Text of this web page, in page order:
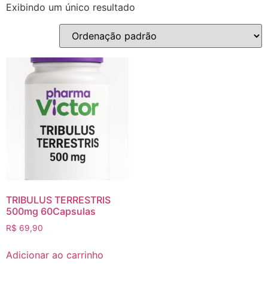
Exibindo um único resultado
TRIBULUS TERRESTRIS
500mg 60Capsulas
R$ 69,90
Adicionar ao carrinho